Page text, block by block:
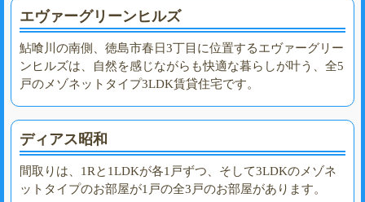
エヴァーグリーンヒルズ
鮎喰川の南側、徳島市春日3丁目に位置するエヴァーグリー
ンヒルズは、自然を感じながらも快適な暮らしが叶う、全5
戸のメゾネットタイプ3LDK賃貸住宅です。
ディアス昭和
間取りは、1Rと1LDKが各1戸ずつ、そして3LDKのメゾネ
ットタイプのお部屋が1戸の全3戸のお部屋があります。